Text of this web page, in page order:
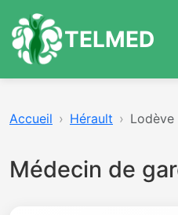
TELMED
Accueil Hérault Lodève
Médecin de